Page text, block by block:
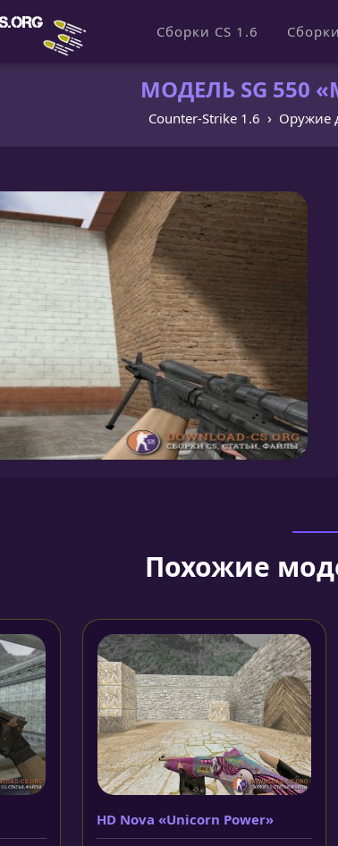
Сборки CS 1.6
МОДЕЛЬ SG 550
Counter-Strike 1.6 Оружие
Похожие
HD Nova «Unicorn Power»